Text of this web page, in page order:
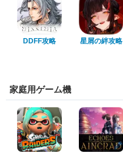
DDFF攻略 星屑の絆攻略
家庭用ゲーム機